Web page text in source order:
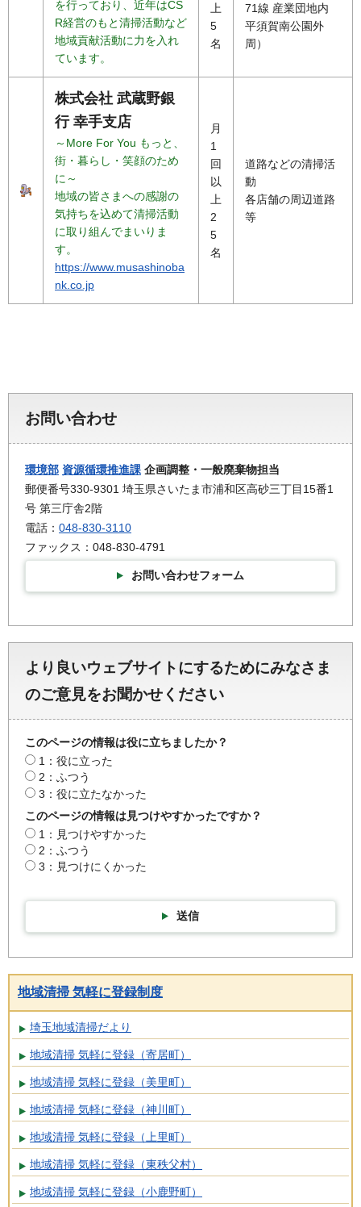
を行っており、近年はCS
R経営のもと清掃活動など
地域貢献活動に力を入れ
ています。
上
5
名
71線 産業団地内
平須賀南公園外
周）
株式会社 武蔵野銀
行 幸手支店
～More For You もっと、
街・暮らし・笑顔のため
に～
地域の皆さまへの感謝の
気持ちを込めて清掃活動
に取り組んでまいりま
す。
https://www.musashinoba
nk.co.jp
月
1
回
以
上
2
5
名
道路などの清掃活
動
各店舗の周辺道路
等
お問い合わせ
環境部 資源循環推進課 企画調整・一般廃棄物担当
郵便番号330-9301 埼玉県さいたま市浦和区高砂三丁目15番1
号 第三庁舎2階
電話： 048-830-3110
ファックス：048-830-4791
お問い合わせフォーム
より良いウェブサイトにするためにみなさま
のご意見をお聞かせください
このページの情報は役に立ちましたか？
1：役に立った
2：ふつう
3：役に立たなかった
このページの情報は見つけやすかったですか？
1：見つけやすかった
2：ふつう
3：見つけにくかった
送信
地域清掃 気軽に登録制度
埼玉地域清掃だより
地域清掃 気軽に登録（寄居町）
地域清掃 気軽に登録（美里町）
地域清掃 気軽に登録（神川町）
地域清掃 気軽に登録（上里町）
地域清掃 気軽に登録（東秩父村）
地域清掃 気軽に登録（小鹿野町）